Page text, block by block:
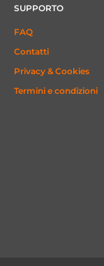
SUPPORTO
FAQ
Contatti
Privacy & Cookies
Termini e condizioni